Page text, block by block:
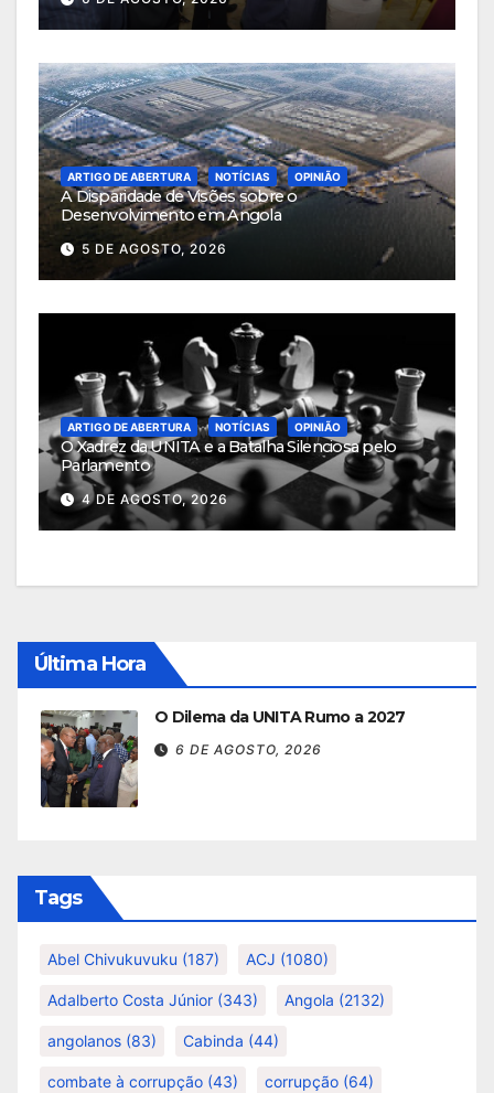
ARTIGO DE ABERTURA NOTÍCIAS OPINIÃO
A Disparidade de Visões sobre o
Desenvolvimento em Angola
5 DE AGOSTO, 2026
ARTIGO DE ABERTURA NOTÍCIAS OPINIÃO
O Xadrez da UNITA e a Batalha Silenciosa pelo
Parlamento
4 DE AGOSTO, 2026
Última Hora
O Dilema da UNITA Rumo a 2027
6 DE AGOSTO, 2026
Tags
Abel Chivukuvuku (187) ACJ (1080)
Adalberto Costa Júnior (343) Angola (2132)
angolanos (83) Cabinda (44)
combate à corrupção (43) corrupção (64)